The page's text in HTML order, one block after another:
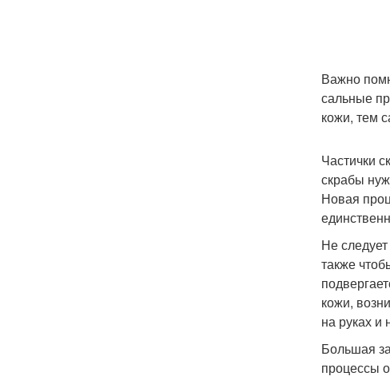
Важно
сальные
кожи, тем
Частички
скрабы
Новая
Не
также
кожи,
на руках и
Большая
процессы